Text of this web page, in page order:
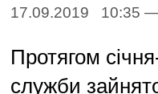
17.09.2019 10:35
Протягом
служби